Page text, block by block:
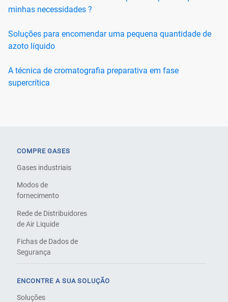
minhas necessidades ?
Soluções para encomendar uma pequena quantidade de
azoto líquido
A técnica de cromatografia preparativa em fase
supercrítica
COMPRE GASES
Gases industriais
Modos de
fornecimento
Rede de Distribuidores
de Air Liquide
Fichas de Dados de
Segurança
ENCONTRE A SUA SOLUÇÃO
Soluções